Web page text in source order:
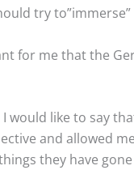
try
for me that the
would like to say
and allowed
they have